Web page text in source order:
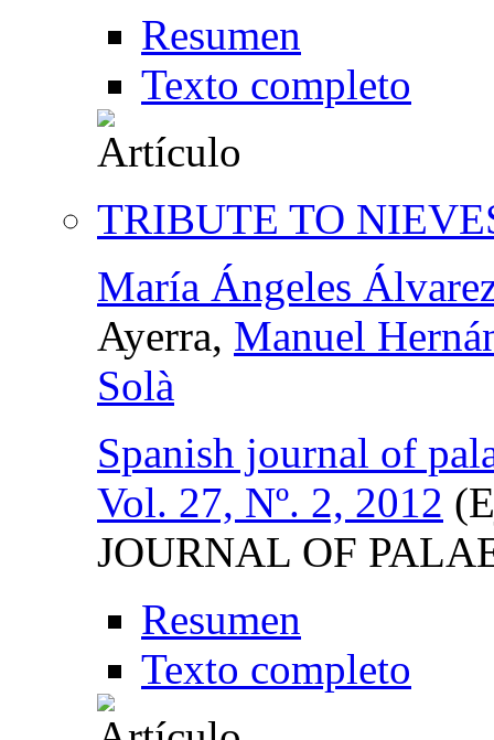
Resumen
Texto completo
TRIBUTE TO
María Ángeles
Ayerra, Manuel
Solà
Spanish journal of
Vol. 27, Nº. 2, 2012
JOURNAL OF
Resumen
Texto completo